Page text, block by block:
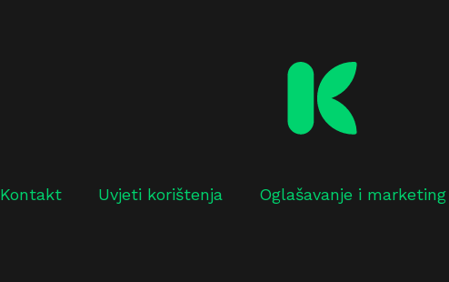
Kontakt Uvjeti korištenja Oglašavanje i marketing